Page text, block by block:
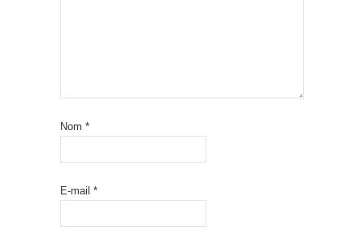
Nom *
E-mail *